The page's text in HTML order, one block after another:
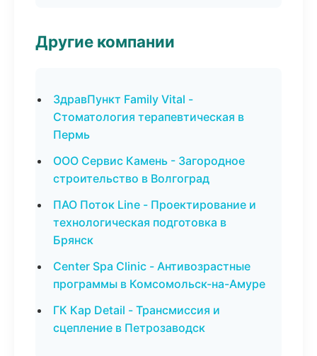
Другие компании
ЗдравПункт Family Vital -
Стоматология терапевтическая в
Пермь
ООО Сервис Камень - Загородное
строительство в Волгоград
ПАО Поток Line - Проектирование и
технологическая подготовка в
Брянск
Center Spa Clinic - Антивозрастные
программы в Комсомольск-на-Амуре
ГК Кар Detail - Трансмиссия и
сцепление в Петрозаводск